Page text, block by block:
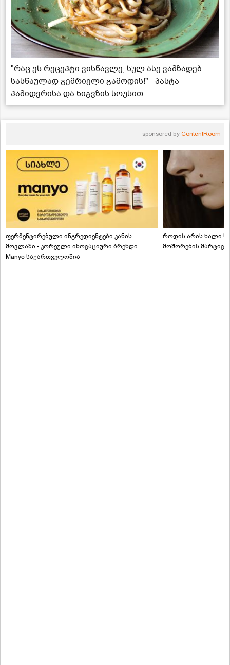
"რაც ეს რეცეპტი ვისწავლე, სულ ასე ვამზადებ...
სასწაულად გემრიელი გამოდის!" - პასტა
პამიდვრისა და ნიგვზის სოუსით
sponsored by ContentRoom
ფერმენტირებული ინგრედიენტები კანის
მოვლაში - კორეული ინოვაციური ბრენდი
Manyo საქართველოშია
როდის არის ხალი
მოშორების